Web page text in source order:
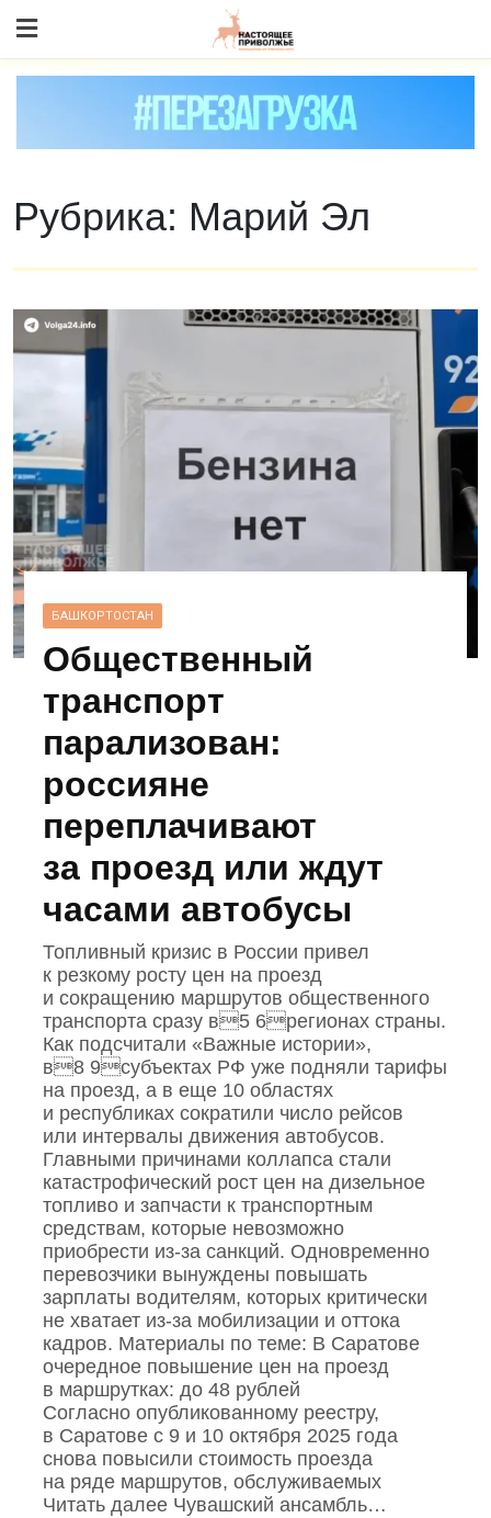
to content
Рубрика: Марий Эл
БАШКОРТОСТАН
Общественный
транспорт
парализован:
россияне
переплачивают
за проезд или ждут
часами автобусы
Топливный кризис в России привел
к резкому росту цен на проезд
и сокращению маршрутов общественного
транспорта сразу в5 6регионах страны.
Как подсчитали «Важные истории»,
в8 9субъектах РФ уже подняли тарифы
на проезд, а в еще 10 областях
и республиках сократили число рейсов
или интервалы движения автобусов.
Главными причинами коллапса стали
катастрофический рост цен на дизельное
топливо и запчасти к транспортным
средствам, которые невозможно
приобрести из‑за санкций. Одновременно
перевозчики вынуждены повышать
зарплаты водителям, которых критически
не хватает из‑за мобилизации и оттока
кадров. Материалы по теме: В Саратове
очередное повышение цен на проезд
в маршрутках: до 48 рублей
Согласно опубликованному реестру,
в Саратове с 9 и 10 октября 2025 года
снова повысили стоимость проезда
на ряде маршрутов, обслуживаемых
Читать далее Чувашский ансамбль…